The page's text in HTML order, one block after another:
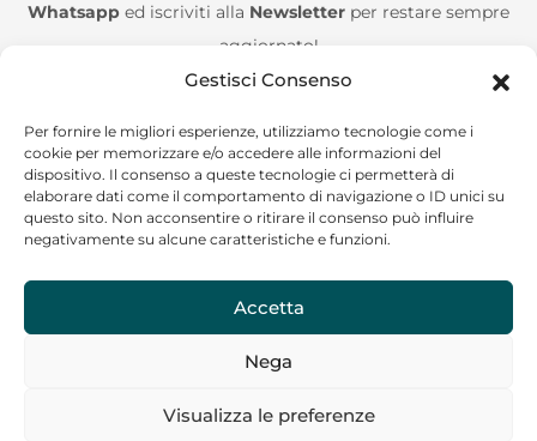
Gestisci Consenso
Per fornire le migliori esperienze, utilizziamo tecnologie come i
cookie per memorizzare e/o accedere alle informazioni del
dispositivo. Il consenso a queste tecnologie ci permetterà di
elaborare dati come il comportamento di navigazione o ID unici su
questo sito. Non acconsentire o ritirare il consenso può influire
negativamente su alcune caratteristiche e funzioni.
Accetta
Nega
Visualizza le preferenze
Whatsapp ed iscriviti alla Newsletter per restare sempre
aggiornato!
Aggiungimi alla Newsletter!
Copyright © 2024 Go on the road – Tutti i diritti riservati
La nostra assistenza ti risponderà il prima possibile!